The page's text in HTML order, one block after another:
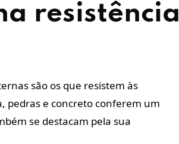
resistência
são os que resistem às
pedras e concreto conferem um
se destacam pela sua